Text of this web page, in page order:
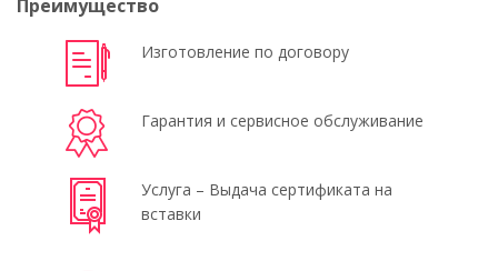
Преимущество
Изготовление по договору
Гарантия и сервисное обслуживание
Услуга – Выдача сертификата на
вставки